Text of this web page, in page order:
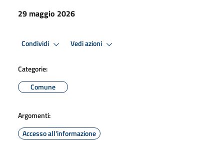
29 maggio 2026
Condividi Vedi azioni
Categorie:
Comune
Argomenti:
Accesso all'informazione